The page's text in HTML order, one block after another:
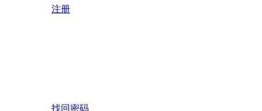
注册
找回密码